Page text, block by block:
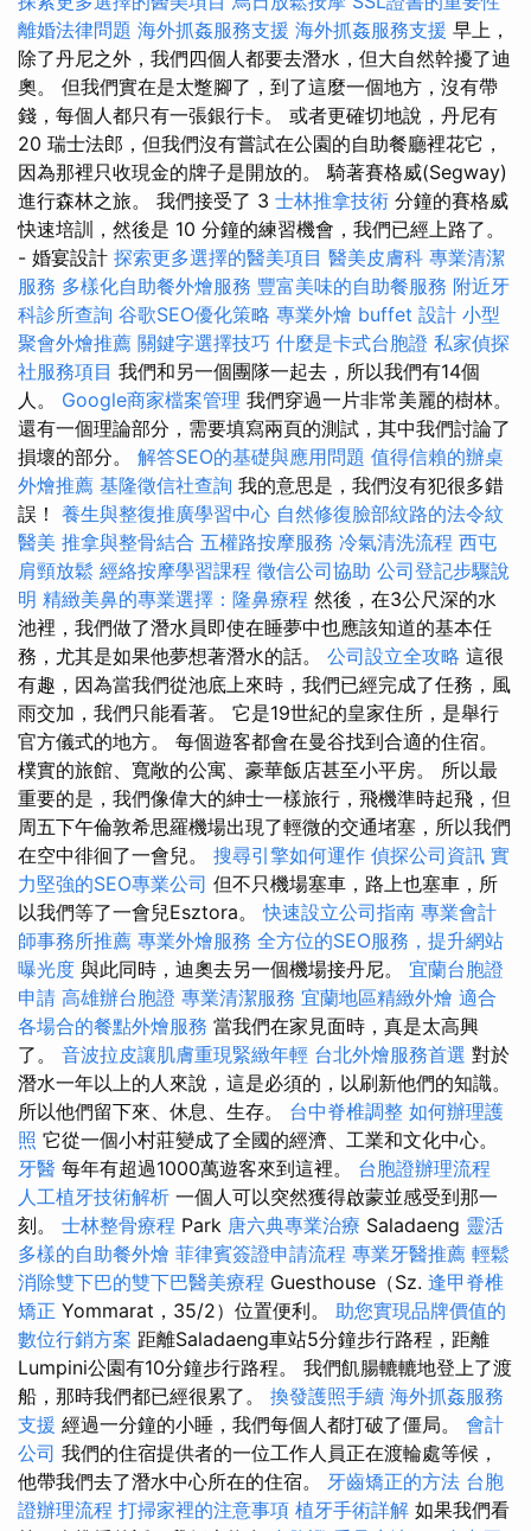
離婚法律問題 海外抓姦服務支援 海外抓姦服務支援 早上，
除了丹尼之外，我們四個人都要去潛水，但大自然幹擾了迪
奧。 但我們實在是太蹩腳了，到了這麼一個地方，沒有帶
錢，每個人都只有一張銀行卡。 或者更確切地說，丹尼有
20 瑞士法郎，但我們沒有嘗試在公園的自助餐廳裡花它，
因為那裡只收現金的牌子是開放的。 騎著賽格威(Segway)
進行森林之旅。 我們接受了 3 士林推拿技術 分鐘的賽格威
快速培訓，然後是 10 分鐘的練習機會，我們已經上路了。
- 婚宴設計 探索更多選擇的醫美項目 醫美皮膚科 專業清潔
服務 多樣化自助餐外燴服務 豐富美味的自助餐服務 附近牙
科診所查詢 谷歌SEO優化策略 專業外燴 buffet 設計 小型
聚會外燴推薦 關鍵字選擇技巧 什麼是卡式台胞證 私家偵探
社服務項目 我們和另一個團隊一起去，所以我們有14個
人。 Google商家檔案管理 我們穿過一片非常美麗的樹林。
還有一個理論部分，需要填寫兩頁的測試，其中我們討論了
損壞的部分。 解答SEO的基礎與應用問題 值得信賴的辦桌
外燴推薦 基隆徵信社查詢 我的意思是，我們沒有犯很多錯
誤！ 養生與整復推廣學習中心 自然修復臉部紋路的法令紋
醫美 推拿與整骨結合 五權路按摩服務 冷氣清洗流程 西屯
肩頸放鬆 經絡按摩學習課程 徵信公司協助 公司登記步驟說
明 精緻美鼻的專業選擇：隆鼻療程 然後，在3公尺深的水
池裡，我們做了潛水員即使在睡夢中也應該知道的基本任
務，尤其是如果他夢想著潛水的話。 公司設立全攻略 這很
有趣，因為當我們從池底上來時，我們已經完成了任務，風
雨交加，我們只能看著。 它是19世紀的皇家住所，是舉行
官方儀式的地方。 每個遊客都會在曼谷找到合適的住宿。
樸實的旅館、寬敞的公寓、豪華飯店甚至小平房。 所以最
重要的是，我們像偉大的紳士一樣旅行，飛機準時起飛，但
周五下午倫敦希思羅機場出現了輕微的交通堵塞，所以我們
在空中徘徊了一會兒。 搜尋引擎如何運作 偵探公司資訊 實
力堅強的SEO專業公司 但不只機場塞車，路上也塞車，所
以我們等了一會兒Esztora。快速設立公司指南 專業會計
師事務所推薦 專業外燴服務 全方位的SEO服務，提升網站
曝光度 與此同時，迪奧去另一個機場接丹尼。 宜蘭台胞證
申請 高雄辦台胞證 專業清潔服務 宜蘭地區精緻外燴 適合
各場合的餐點外燴服務 當我們在家見面時，真是太高興
了。 音波拉皮讓肌膚重現緊緻年輕 台北外燴服務首選 對於
潛水一年以上的人來說，這是必須的，以刷新他們的知識。
所以他們留下來、休息、生存。 台中脊椎調整 如何辦理護
照 它從一個小村莊變成了全國的經濟、工業和文化中心。
牙醫 每年有超過1000萬遊客來到這裡。 台胞證辦理流程
人工植牙技術解析 一個人可以突然獲得啟蒙並感受到那一
刻。 士林整骨療程 Park 唐六典專業治療 Saladaeng 靈活
多樣的自助餐外燴 菲律賓簽證申請流程 專業牙醫推薦 輕鬆
消除雙下巴的雙下巴醫美療程 Guesthouse（Sz. 逢甲脊椎
矯正 Yommarat，35/2）位置便利。 助您實現品牌價值的
數位行銷方案 距離Saladaeng車站5分鐘步行路程，距離
Lumpini公園有10分鐘步行路程。 我們飢腸轆轆地登上了渡
船，那時我們都已經很累了。 換發護照手續 海外抓姦服務
支援 經過一分鐘的小睡，我們每個人都打破了僵局。 會計
公司 我們的住宿提供者的一位工作人員正在渡輪處等候，
他帶我們去了潛水中心所在的住宿。 牙齒矯正的方法 台胞
證辦理流程 打掃家裡的注意事項 植牙手術詳解 如果我們看